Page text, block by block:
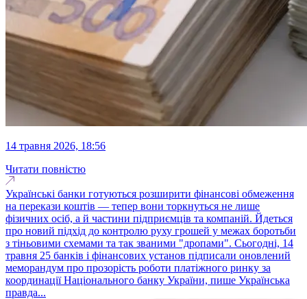
14 травня 2026, 18:56
Читати повністю
Українські банки готуються розширити фінансові обмеження
на перекази коштів — тепер вони торкнуться не лише
фізичних осіб, а й частини підприємців та компаній. Йдеться
про новий підхід до контролю руху грошей у межах боротьби
з тіньовими схемами та так званими "дропами". Сьогодні, 14
травня 25 банків і фінансових установ підписали оновлений
меморандум про прозорість роботи платіжного ринку за
координації Національного банку України, пише Українська
правда...